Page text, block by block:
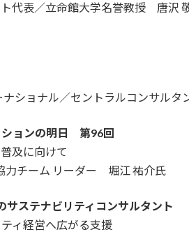
代表／立命館大学名誉教授 唐沢
ショナル／セントラルコンサルタ
ョンの明日 第96回
及に向けて
力チーム リーダー 堀江 祐介氏
ステナビリティコンサルタント
ィ経営へ広がる支援